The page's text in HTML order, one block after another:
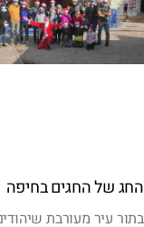
החג של החגים בחיפה
בתור עיר מעורבת